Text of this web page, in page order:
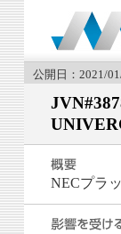
公開日：2021/
NECプラ